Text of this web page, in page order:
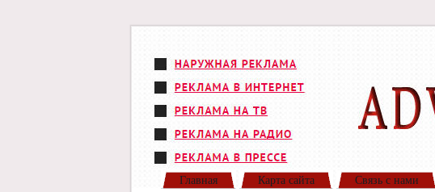
Главная Карта сайта Связь с нами